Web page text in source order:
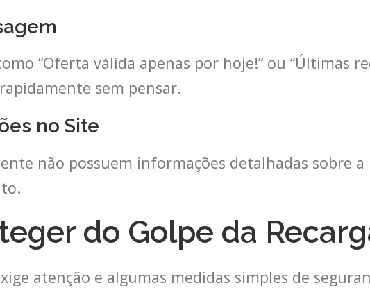
“Oferta válida apenas por hoje!” ou “Últimas
sem pensar.
no Site
não possuem informações detalhadas sobre
do Golpe da
atenção e algumas medidas simples de